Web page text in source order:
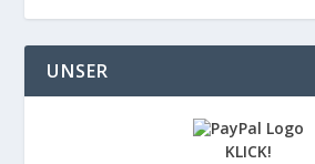
UNSER
KLICK!